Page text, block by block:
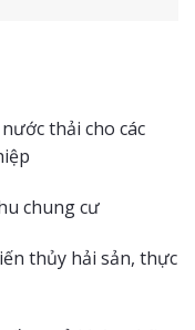
thải cho các
chung cư
thủy hải sản, thực